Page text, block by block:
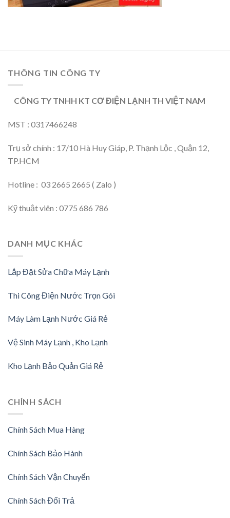
THÔNG TIN CÔNG TY
CÔNG TY TNHH KT CƠ ĐIỆN LẠNH TH VIỆT NAM
MST : 0317466248
Trụ sở chính : 17/10 Hà Huy Giáp, P. Thạnh Lộc , Quận 12,
TP.HCM
Hotline : 03 2665 2665 ( Zalo )
Kỹ thuật viên : 0775 686 786
DANH MỤC KHÁC
Lắp Đặt Sửa Chữa Máy Lạnh
Thi Công Điện Nước Trọn Gói
Máy Làm Lạnh Nước Giá Rẻ
Vệ Sinh Máy Lạnh , Kho Lạnh
Kho Lạnh Bảo Quản Giá Rẻ
CHÍNH SÁCH
Chính Sách Mua Hàng
Chính Sách Bảo Hành
Chính Sách Vận Chuyển
Chính Sách Đổi Trả